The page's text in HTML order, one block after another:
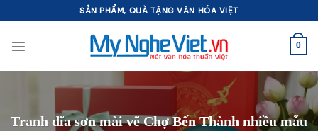
qua
nội
SẢN PHẨM, QUÀ TẶNG VĂN HÓA VIỆT
0
Tranh đĩa sơn mài vẽ Chợ Bến Thành nhiều mẫu